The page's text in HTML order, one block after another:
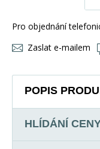
Pro objednání
Zaslat e-mailem
POPIS
HLÍDÁNÍ